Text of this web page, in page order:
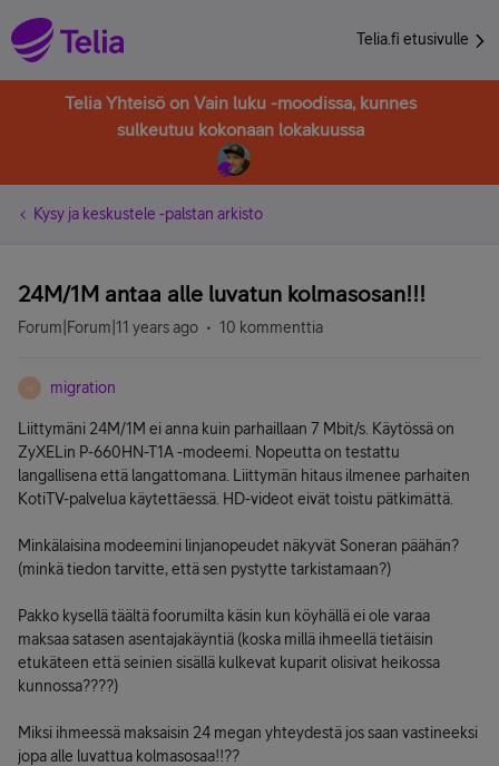
Telia.fi etusivulle
Telia Yhteisö on Vain luku -moodissa, kunnes
sulkeutuu kokonaan lokakuussa
Kysy ja keskustele -palstan arkisto
24M/1M antaa alle luvatun kolmasosan!!!
Forum|Forum|11 years ago 10 kommenttia
M migration
Liittymäni 24M/1M ei anna kuin parhaillaan 7 Mbit/s. Käytössä on
ZyXELin P-660HN-T1A -modeemi. Nopeutta on testattu
langallisena että langattomana. Liittymän hitaus ilmenee parhaiten
KotiTV-palvelua käytettäessä. HD-videot eivät toistu pätkimättä.
Minkälaisina modeemini linjanopeudet näkyvät Soneran päähän?
(minkä tiedon tarvitte, että sen pystytte tarkistamaan?)
Pakko kysellä täältä foorumilta käsin kun köyhällä ei ole varaa
maksaa satasen asentajakäyntiä (koska millä ihmeellä tietäisin
etukäteen että seinien sisällä kulkevat kuparit olisivat heikossa
kunnossa????)
Miksi ihmeessä maksaisin 24 megan yhteydestä jos saan vastineeksi
jopa alle luvattua kolmasosaa!!??